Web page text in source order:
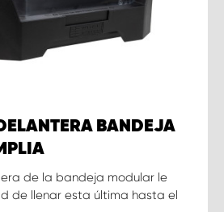
BANDEJA
de la bandeja modular le
de llenar esta última hasta el